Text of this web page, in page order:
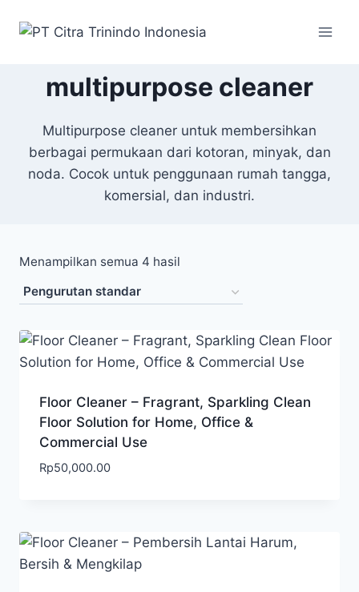
multipurpose cleaner
Multipurpose cleaner untuk membersihkan
berbagai permukaan dari kotoran, minyak, dan
noda. Cocok untuk penggunaan rumah tangga,
komersial, dan industri.
Menampilkan semua 4 hasil
Floor Cleaner – Fragrant, Sparkling Clean
Floor Solution for Home, Office &
Commercial Use
Rp50,000.00